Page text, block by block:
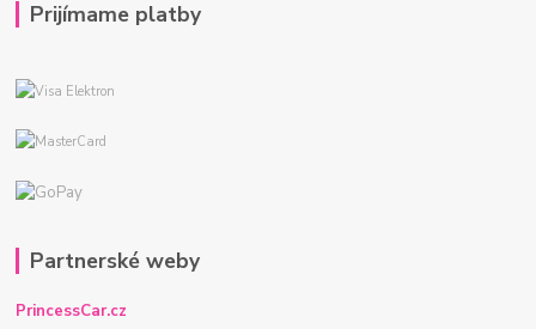
Prijímame platby
Partnerské weby
PrincessCar.cz